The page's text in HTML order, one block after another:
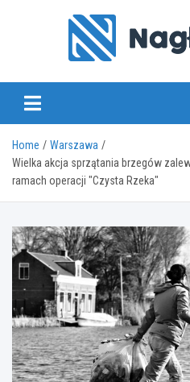
Home
Warszawa
Wielka akcja sprzątania brzegów
ramach operacji "Czysta Rzeka"